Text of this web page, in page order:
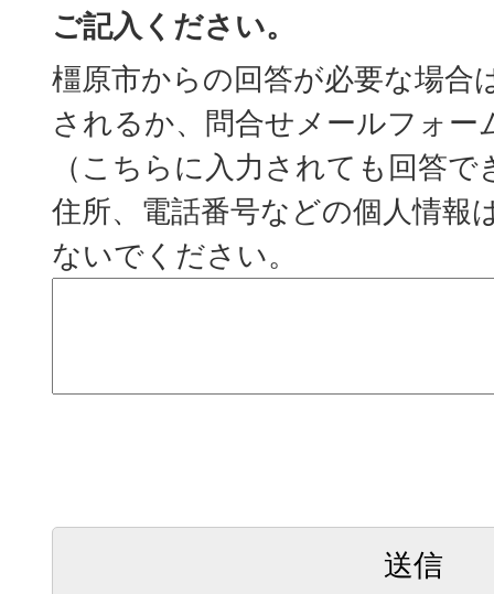
ご記入ください。
橿原市からの回答が必要な場合
されるか、問合せメールフォー
（こちらに入力されても回答
住所、電話番号などの個人情報
ないでください。